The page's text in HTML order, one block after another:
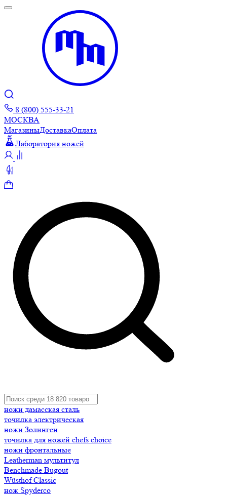
8 (800) 555-33-21
МОСКВА
МагазиныДоставкаОплата
Лаборатория ножей
ножи дамасская сталь
точилка электрическая
ножи Золинген
точилка для ножей chefs choice
ножи фронтальные
Leatherman мультитул
Benchmade Bugout
Wüsthof Classic
нож Spyderco